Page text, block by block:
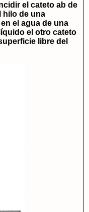
el cateto ab de
hilo de una
el agua de una
el otro cateto
libre del